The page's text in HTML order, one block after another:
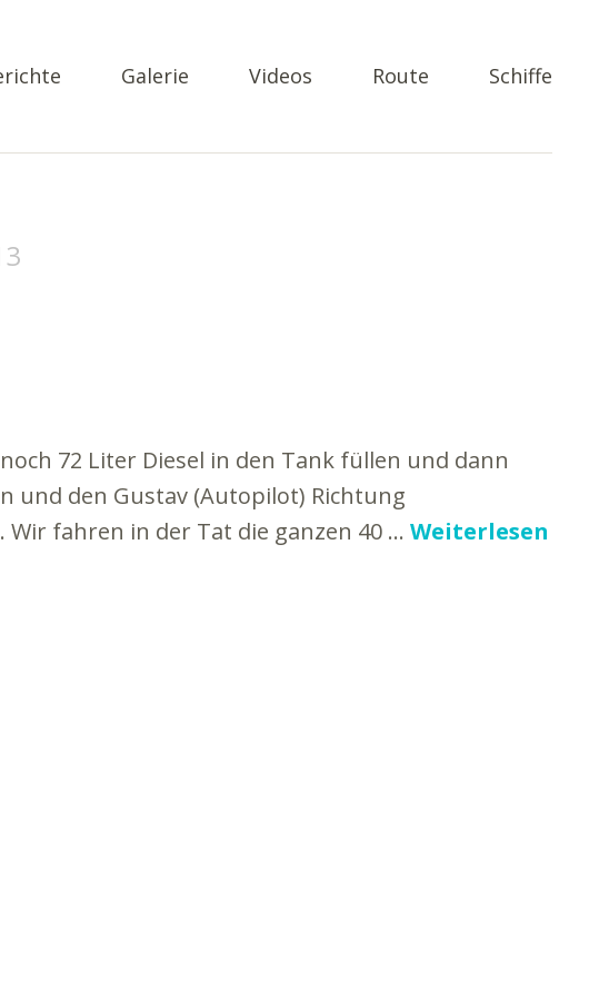
Galerie Videos Route Schiffe
72 Liter Diesel in den Tank füllen und dann
und den Gustav (Autopilot) Richtung
fahren in der Tat die ganzen 40 … Weiterlesen